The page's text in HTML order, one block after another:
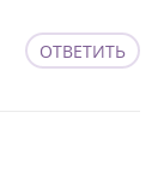
ОТВЕТИТЬ